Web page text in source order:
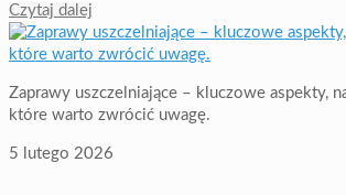
Czytaj dalej
Zaprawy uszczelniające – kluczowe aspekty,
które warto zwrócić uwagę.
5 lutego 2026